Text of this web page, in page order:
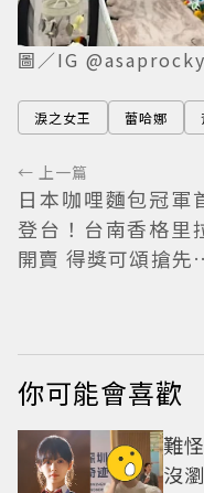
圖／IG @asaprocky
淚之女王 蕾哈娜
← 上一篇
日本咖哩麵包冠軍
登台！台南香格里
開賣 得獎可頌搶先
你可能會喜歡
難
沒